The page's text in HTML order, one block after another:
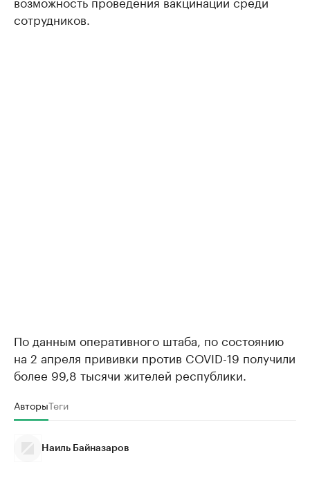
сотрудников.
По данным оперативного штаба, по состоянию
на 2 апреля прививки против COVID-19 получили
более 99,8 тысячи жителей республики.
АвторыТеги
Наиль Байназаров